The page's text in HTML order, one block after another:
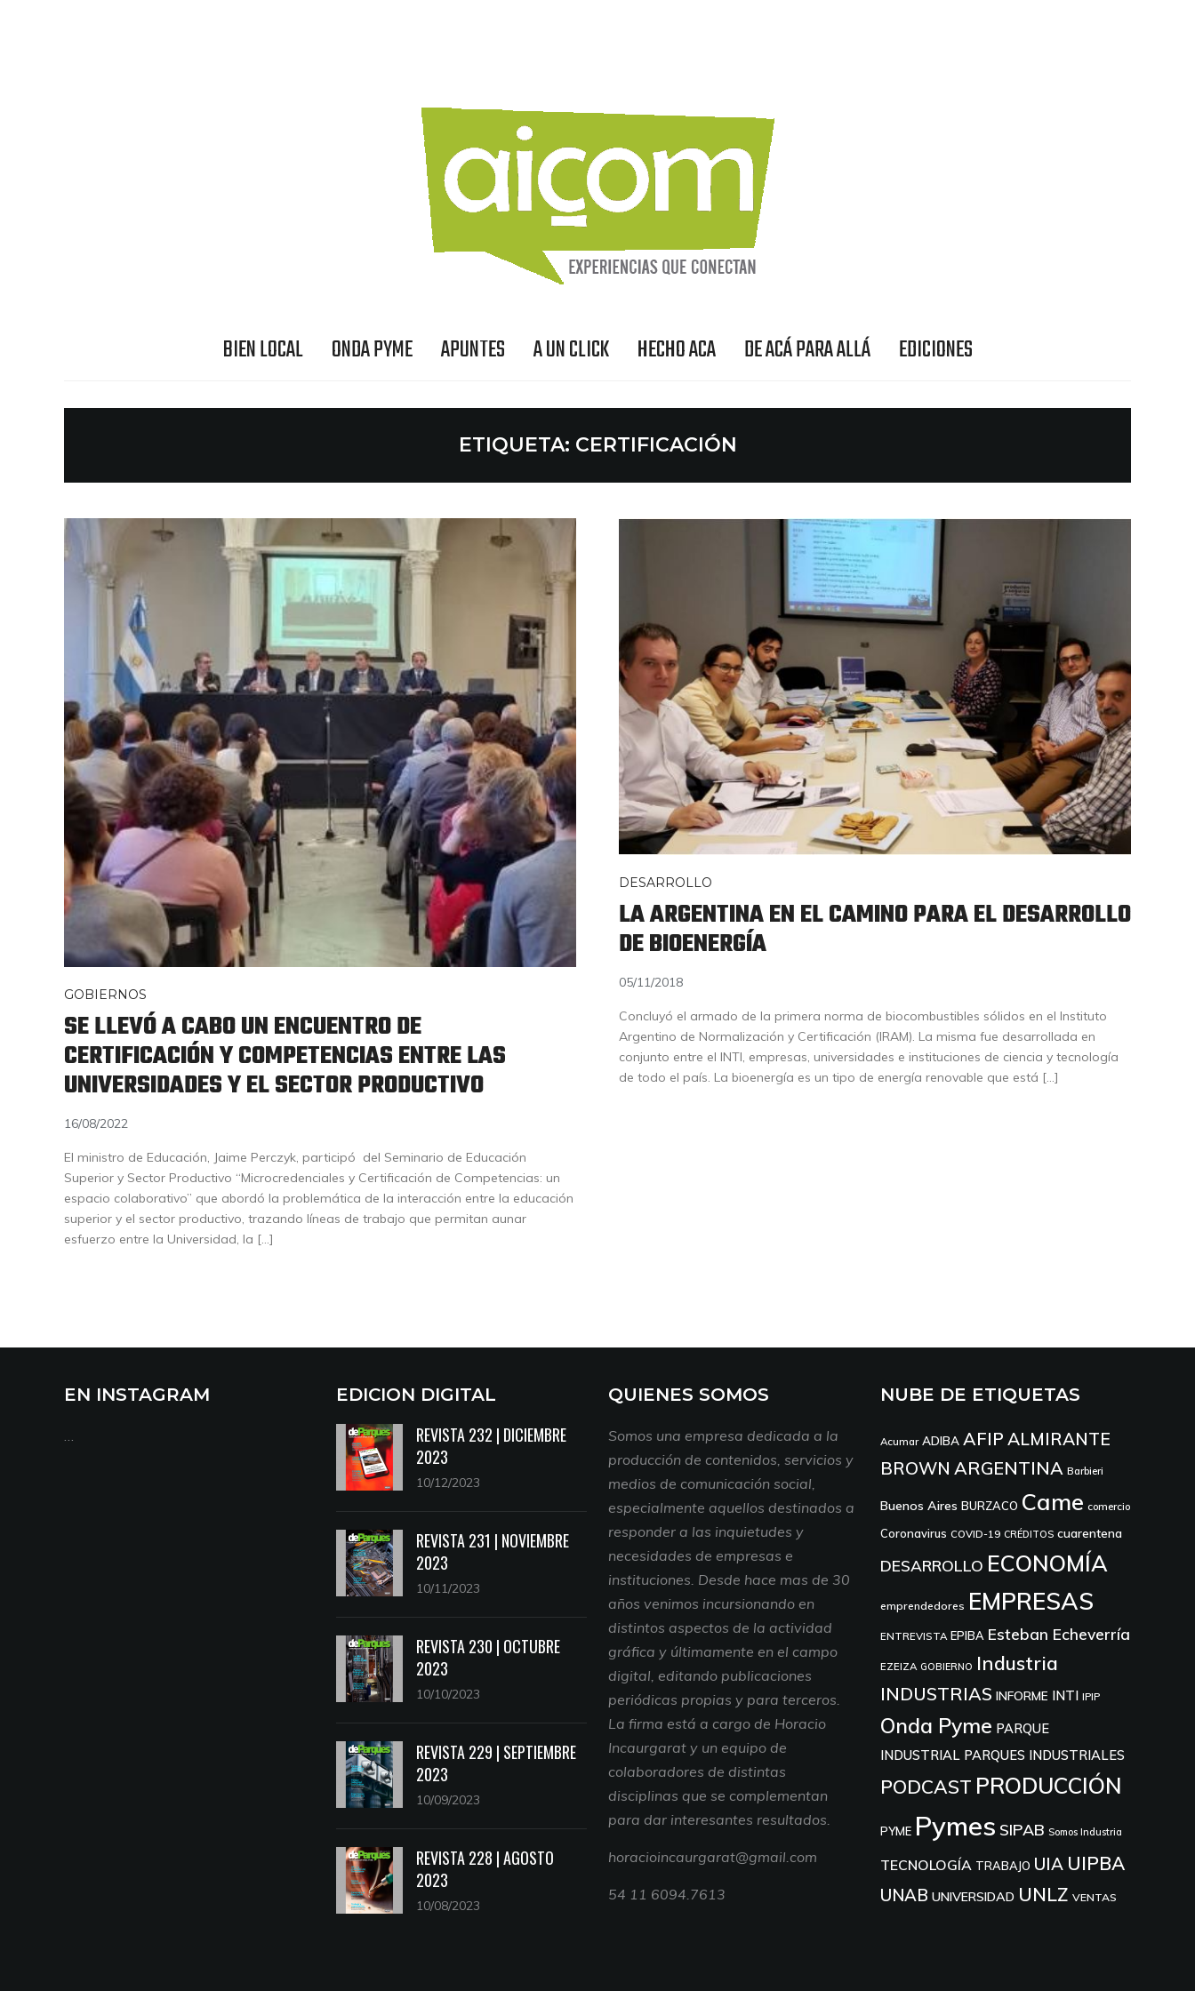
BIEN LOCAL ONDA PYME APUNTES A UN CLICK HECHO ACA DE ACÁ PARA ALLÁ EDICIONES
ETIQUETA: CERTIFICACIÓN
GOBIERNOS
SE LLEVÓ A CABO UN ENCUENTRO DE
CERTIFICACIÓN Y COMPETENCIAS ENTRE LAS
UNIVERSIDADES Y EL SECTOR PRODUCTIVO
16/08/2022
El ministro de Educación, Jaime Perczyk, participó del Seminario de Educación
Superior y Sector Productivo “Microcredenciales y Certificación de Competencias: un
espacio colaborativo” que abordó la problemática de la interacción entre la educación
superior y el sector productivo, trazando líneas de trabajo que permitan aunar
esfuerzo entre la Universidad, la […]
DESARROLLO
LA ARGENTINA EN EL CAMINO PARA EL DESARROLLO
DE BIOENERGÍA
05/11/2018
Concluyó el armado de la primera norma de biocombustibles sólidos en el Instituto
Argentino de Normalización y Certificación (IRAM). La misma fue desarrollada en
conjunto entre el INTI, empresas, universidades e instituciones de ciencia y tecnología
de todo el país. La bioenergía es un tipo de energía renovable que está […]
EN INSTAGRAM EDICION DIGITAL
REVISTA 232 | DICIEMBRE
2023
10/12/2023
REVISTA 231 | NOVIEMBRE
2023
10/11/2023
REVISTA 230 | OCTUBRE
2023
10/10/2023
REVISTA 229 | SEPTIEMBRE
2023
10/09/2023
REVISTA 228 | AGOSTO
2023
10/08/2023
QUIENES SOMOS
Somos una empresa dedicada a la
producción de contenidos, servicios y
medios de comunicación social,
especialmente aquellos destinados a
responder a las inquietudes y
necesidades de empresas e
instituciones. Desde hace mas de 30
años venimos incursionando en
distintos aspectos de la actividad
gráfica y últimamente en el campo
digital, editando publicaciones
periódicas propias y para terceros.
La firma está a cargo de Horacio
Incaurgarat y un equipo de
colaboradores de distintas
disciplinas que se complementan
para dar interesantes resultados.
horacioincaurgarat@gmail.com
54 11 6094.7613
NUBE DE ETIQUETAS
Acumar ADIBA AFIP ALMIRANTE
BROWN ARGENTINA Barbieri
Buenos Aires BURZACO Came comercio
Coronavirus COVID-19 CRÉDITOS cuarentena
DESARROLLO ECONOMÍA
emprendedores EMPRESAS
ENTREVISTA EPIBA Esteban Echeverría
EZEIZA GOBIERNO Industria
INDUSTRIAS INFORME INTI IPIP
Onda Pyme PARQUE
INDUSTRIAL PARQUES INDUSTRIALES
PODCAST PRODUCCIÓN
PYME Pymes SIPAB Somos Industria
TECNOLOGÍA TRABAJO UIA UIPBA
UNAB UNIVERSIDAD UNLZ VENTAS